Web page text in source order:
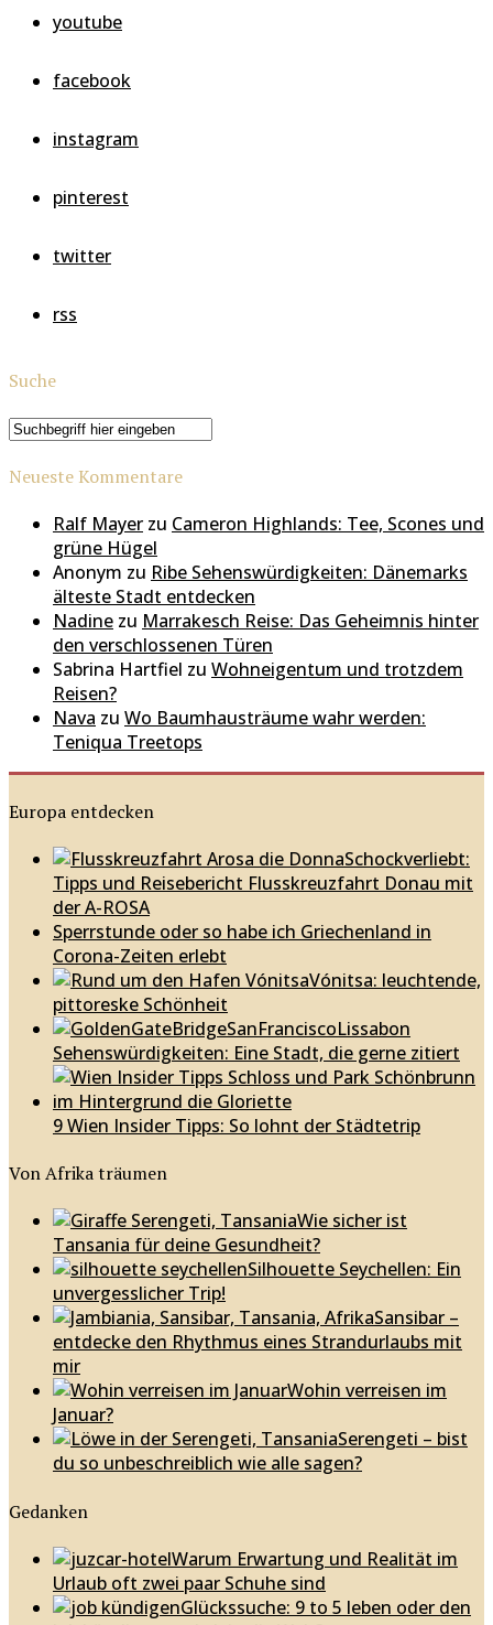
youtube
facebook
instagram
pinterest
twitter
rss
Suche
Neueste Kommentare
Ralf Mayer zu Cameron Highlands: Tee, Scones und
grüne Hügel
Anonym zu Ribe Sehenswürdigkeiten: Dänemarks
älteste Stadt entdecken
Nadine zu Marrakesch Reise: Das Geheimnis hinter
den verschlossenen Türen
Sabrina Hartfiel zu Wohneigentum und trotzdem
Reisen?
Nava zu Wo Baumhausträume wahr werden:
Teniqua Treetops
Europa entdecken
Schockverliebt:
Tipps und Reisebericht Flusskreuzfahrt Donau mit
der A-ROSA
Sperrstunde oder so habe ich Griechenland in
Corona-Zeiten erlebt
Vónitsa: leuchtende,
pittoreske Schönheit
Lissabon
Sehenswürdigkeiten: Eine Stadt, die gerne zitiert
9 Wien Insider Tipps: So lohnt der Städtetrip
Von Afrika träumen
Wie sicher ist
Tansania für deine Gesundheit?
Silhouette Seychellen: Ein
unvergesslicher Trip!
Sansibar –
entdecke den Rhythmus eines Strandurlaubs mit
mir
Wohin verreisen im
Januar?
Serengeti – bist
du so unbeschreiblich wie alle sagen?
Gedanken
Warum Erwartung und Realität im
Urlaub oft zwei paar Schuhe sind
Glückssuche: 9 to 5 leben oder den